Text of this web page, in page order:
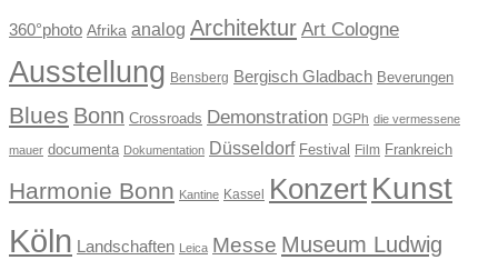
360°photo Afrika analog Architektur Art Cologne
Ausstellung Bensberg Bergisch Gladbach Beverungen
Blues Bonn Crossroads Demonstration DGPh die vermessene
mauer documenta Dokumentation Düsseldorf Festival Film Frankreich
Harmonie Bonn Kantine Kassel Konzert Kunst
Köln Landschaften Leica Messe Museum Ludwig